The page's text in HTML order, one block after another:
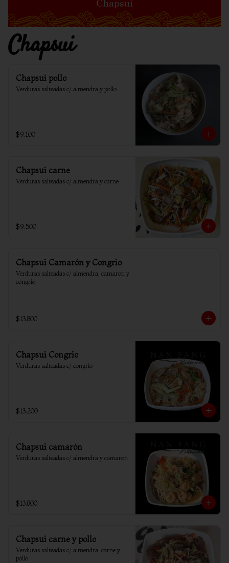
Chapsui
Chapsui pollo
Verduras salteadas c/ almendra y pollo
$9.100
Chapsui carne
Verduras salteadas c/ almendra y carne
$9.500
Chapsui Camarón y Congrio
Verduras salteadas c/ almendra, camaron y
congrio
$13.800
Chapsui Congrio
Verduras salteadas c/ congrio
$13.200
Chapsui camarón
Verduras salteadas c/ almendra y camaron
$13.800
Chapsui carne y pollo
Verduras salteadas c/ almendra, carne y
pollo